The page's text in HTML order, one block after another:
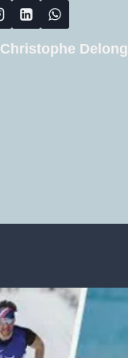
Christophe Delong